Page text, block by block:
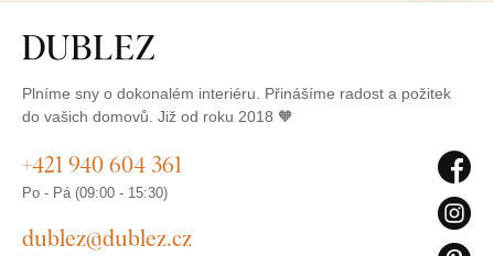
Plníme sny o dokonalém interiéru. Přinášíme radost a požitek
do vašich domovů. Již od roku 2018 🧡
+421 940 604 361
Po - Pá (09:00 - 15:30)
dublez@dublez.cz